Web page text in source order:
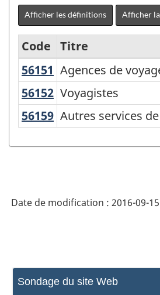
Sondage du site Web
Afficher les définitions Afficher
Variante
du
SCIAN
2007
-
l'enquête
population
active
Code
Titre
56151 Agences de
Agences de
56152 Voyagistes
Voyagistes
56159 Autres services
Autres services
Date de modification : 2016-09-15